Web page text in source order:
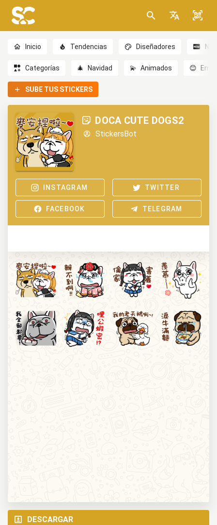
Inicio Tendencias Diseñadores
Categorías 🎄 Navidad 💫 Animados 😊
SUBE TUS STICKERS
DOCA CUTE DOGS2
StickersBot
INSTAGRAM TWITTER
FACEBOOK TELEGRAM
DESCARGAR